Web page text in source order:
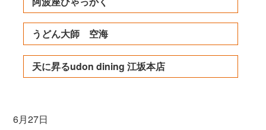
うどん大師 空海
天に昇るudon dining 江坂本店
6月27日